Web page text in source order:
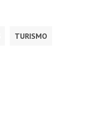
TURISMO